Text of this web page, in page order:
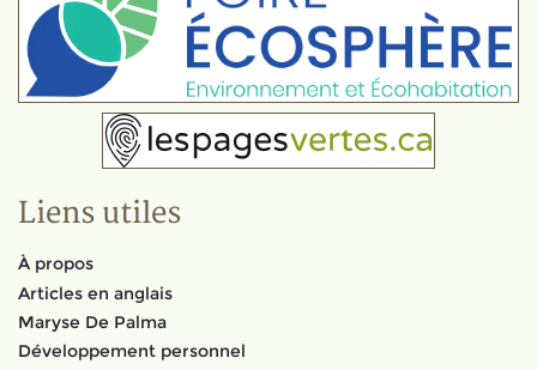
Liens utiles
À propos
Articles en anglais
Maryse De Palma
Développement personnel